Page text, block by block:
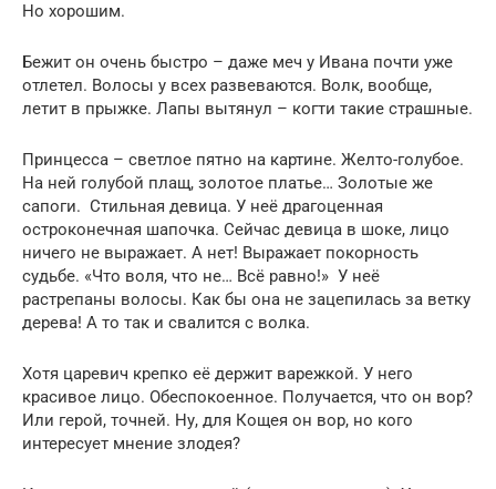
Но хорошим.
Бежит он очень быстро – даже меч у Ивана почти уже
отлетел. Волосы у всех развеваются. Волк, вообще,
летит в прыжке. Лапы вытянул – когти такие страшные.
Принцесса – светлое пятно на картине. Желто-голубое.
На ней голубой плащ, золотое платье… Золотые же
сапоги. Стильная девица. У неё драгоценная
остроконечная шапочка. Сейчас девица в шоке, лицо
ничего не выражает. А нет! Выражает покорность
судьбе. «Что воля, что не… Всё равно!» У неё
растрепаны волосы. Как бы она не зацепилась за ветку
дерева! А то так и свалится с волка.
Хотя царевич крепко её держит варежкой. У него
красивое лицо. Обеспокоенное. Получается, что он вор?
Или герой, точней. Ну, для Кощея он вор, но кого
интересует мнение злодея?